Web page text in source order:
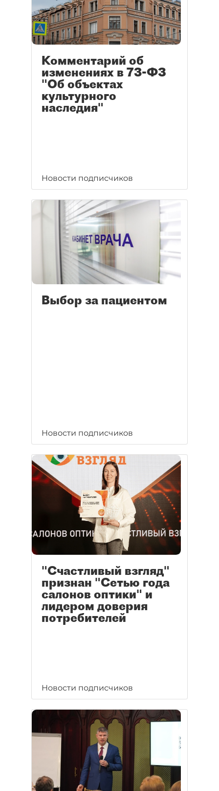
Комментарий об
изменениях в 73-ФЗ
"Об объектах
культурного
наследия"
Новости подписчиков
Выбор за пациентом
Новости подписчиков
"Счастливый взгляд"
признан "Сетью года
салонов оптики" и
лидером доверия
потребителей
Новости подписчиков